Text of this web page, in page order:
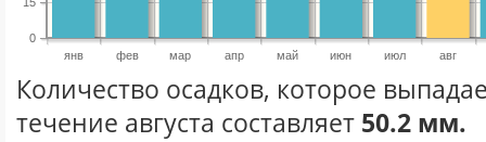
янв фев мар апр май июн июл авг
0
Количество осадков, которое
течение августа составляет 50.2 мм.